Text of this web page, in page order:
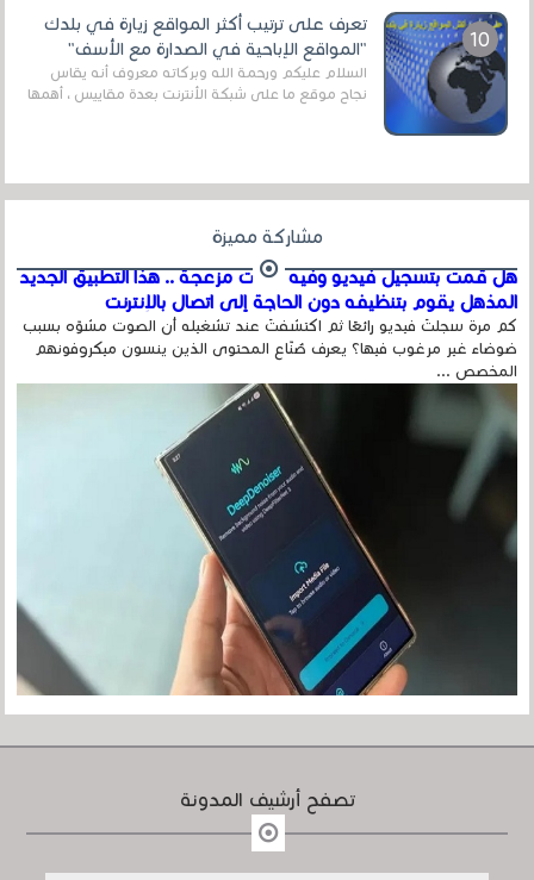
تعرف على ترتيب أكثر المواقع زيارة في بلدك
"المواقع الإباحية في الصدارة مع الأسف"
السلام عليكم ورحمة الله وبركاته معروف أنه يقاس
نجاح موقع ما على شبكة الأنترنت بعدة مقاييس ، أهمها
مشاركة مميزة
هل قمت بتسجيل فيديو وفيه أصوت مزعجة .. هذا التطبيق الجديد
المذهل يقوم بتنظيفه دون الحاجة إلى اتصال بالإنترنت
كم مرة سجلتَ فيديو رائعًا ثم اكتشفتَ عند تشغيله أن الصوت مشوّه بسبب
ضوضاء غير مرغوب فيها؟ يعرف صُنّاع المحتوى الذين ينسون ميكروفونهم
المخصص ...
تصفح أرشيف المدونة